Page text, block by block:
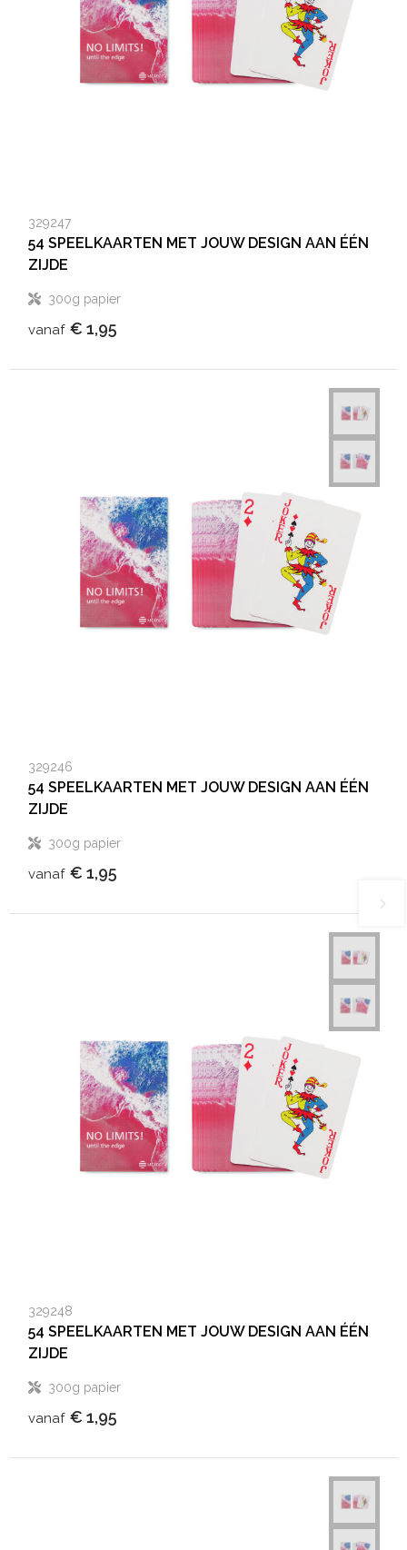
329247
54 SPEELKAARTEN MET JOUW DESIGN AAN ÉÉN
ZIJDE
300g papier
vanaf € 1,95
329246
54 SPEELKAARTEN MET JOUW DESIGN AAN ÉÉN
ZIJDE
300g papier
vanaf € 1,95
329248
54 SPEELKAARTEN MET JOUW DESIGN AAN ÉÉN
ZIJDE
300g papier
vanaf € 1,95